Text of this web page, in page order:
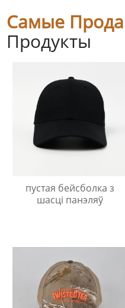
Самые
Продукты
пустая бейсболка з
шасці панэляў